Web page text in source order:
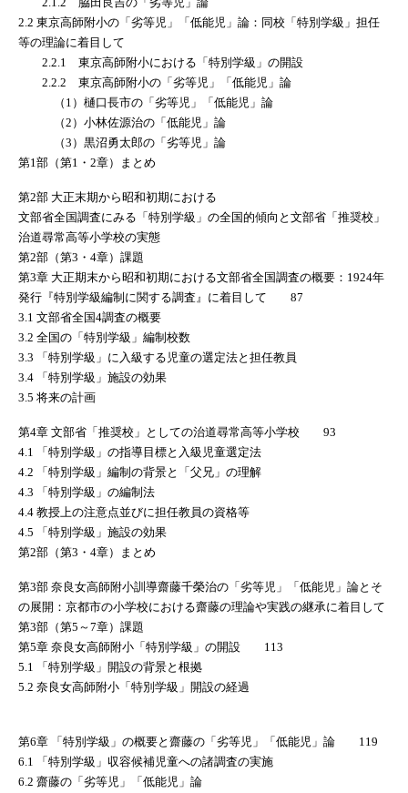
2.2 東京高師附小の「劣等児」「低能児」論：同校「特別学級」担任
等の理論に着目して
2.2.1 東京高師附小における「特別学級」の開設
2.2.2 東京高師附小の「劣等児」「低能児」論
（1）樋口長市の「劣等児」「低能児」論
（2）小林佐源治の「低能児」論
（3）黒沼勇太郎の「劣等児」論
第1部（第1・2章）まとめ
第2部 大正末期から昭和初期における
文部省全国調査にみる「特別学級」の全国的傾向と文部省「推奨校」
治道尋常高等小学校の実態
第2部（第3・4章）課題
第3章 大正期末から昭和初期における文部省全国調査の概要：1924年
発行『特別学級編制に関する調査』に着目して 87
3.1 文部省全国4調査の概要
3.2 全国の「特別学級」編制校数
3.3 「特別学級」に入級する児童の選定法と担任教員
3.4 「特別学級」施設の効果
3.5 将来の計画
第4章 文部省「推奨校」としての治道尋常高等小学校 93
4.1 「特別学級」の指導目標と入級児童選定法
4.2 「特別学級」編制の背景と「父兄」の理解
4.3 「特別学級」の編制法
4.4 教授上の注意点並びに担任教員の資格等
4.5 「特別学級」施設の効果
第2部（第3・4章）まとめ
第3部 奈良女高師附小訓導齋藤千榮治の「劣等児」「低能児」論とそ
の展開：京都市の小学校における齋藤の理論や実践の継承に着目して
第3部（第5～7章）課題
第5章 奈良女高師附小「特別学級」の開設 113
5.1 「特別学級」開設の背景と根拠
5.2 奈良女高師附小「特別学級」開設の経過
第6章 「特別学級」の概要と齋藤の「劣等児」「低能児」論 119
6.1 「特別学級」収容候補児童への諸調査の実施
6.2 齋藤の「劣等児」「低能児」論